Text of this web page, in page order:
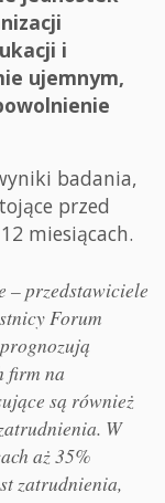
i
ujemnym,
badania,
przed
miesiącach.
– przedstawiciele
Forum
firm na
są również
W
aż 35%
zatrudnienia,